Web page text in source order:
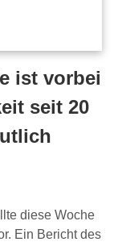
ist vorbei
seit 20
diese Woche
Ein Bericht des